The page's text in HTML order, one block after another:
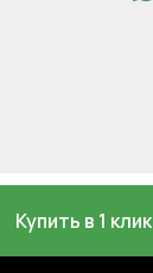
Купить в 1 клик
Made on Tilda